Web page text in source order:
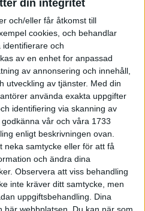
din integritet
och/eller får åtkomst till
cookies, och behandlar
identifierare och
av en enhet for anpassad
av annonsering och innehåll,
utveckling av tjänster. Med din
använda exakta uppgifter
identifiering via skanning av
vår och våra 1733
enligt beskrivningen ovan.
neka samtycke eller för att få
och ändra dina
Observera att viss behandling
inte kräver ditt samtycke, men
uppgiftsbehandling. Dina
i